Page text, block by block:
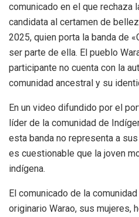
comunicado en el que rechaza
candidata al certamen de
2025, quien porta la banda de
ser parte de ella. El pueblo
participante no cuenta con la
comunidad ancestral y su
En un video difundido por el
líder de la comunidad de
esta banda no representa a
es cuestionable que la joven
indígena.
El comunicado de la
originario Warao, sus mujeres,